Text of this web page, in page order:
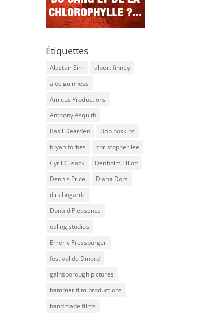
Étiquettes
Alastair Sim
albert finney
alec guinness
Amicus Productions
Anthony Asquith
Basil Dearden
Bob hoskins
bryan forbes
christopher lee
Cyril Cusack
Denholm Elliott
Dennis Price
Diana Dors
dirk bogarde
Donald Pleasence
ealing studios
Emeric Pressburger
festival de Dinard
gainsborough pictures
hammer film productions
handmade films